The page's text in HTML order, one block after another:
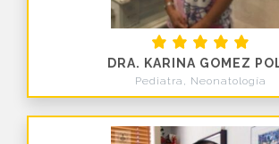
DRA. KARINA GOMEZ
Pediatra, Neonatología